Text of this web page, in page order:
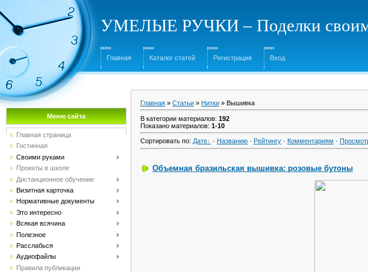
УМЕЛЫЕ РУЧКИ – Поделки
Главная Каталог статей Регистрация Вход
Меню сайта
Главная страница
Гостинная
Своими руками
Проекты в школе
Дистанционное обучение
Визитная карточка
Нормативные документы
Это интересно
Всякая всячина
Полезное
Расслабься
Аудиофайлы
Правила публикации
Главная » Статьи » Нитки » Вышивка
В категории материалов: 192
Показано материалов: 1-10
Сортировать по: Дате · Названию · Рейтингу · Комментариям ·
Объемная бразильская вышивка: розовые бутоны